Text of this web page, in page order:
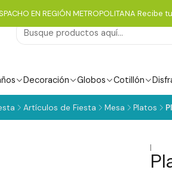
Decoración Globos Cotillón
EN REGIÓN METROPOLITANA
Artículos de Fiesta Mesa Platos
|